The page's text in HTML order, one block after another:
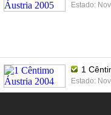
Estado:
1
Estado: